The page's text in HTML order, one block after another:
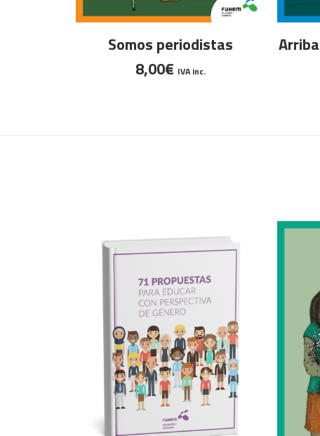
AÑADIR AL CARRITO
Somos periodistas
8,00€ IVA inc.